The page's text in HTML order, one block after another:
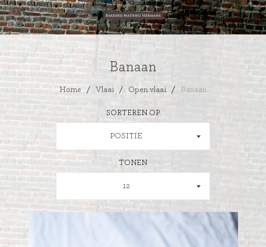
Banaan
Home / Vlaai / Open vlaai / Banaan
SORTEREN OP
POSITIE
TONEN
12